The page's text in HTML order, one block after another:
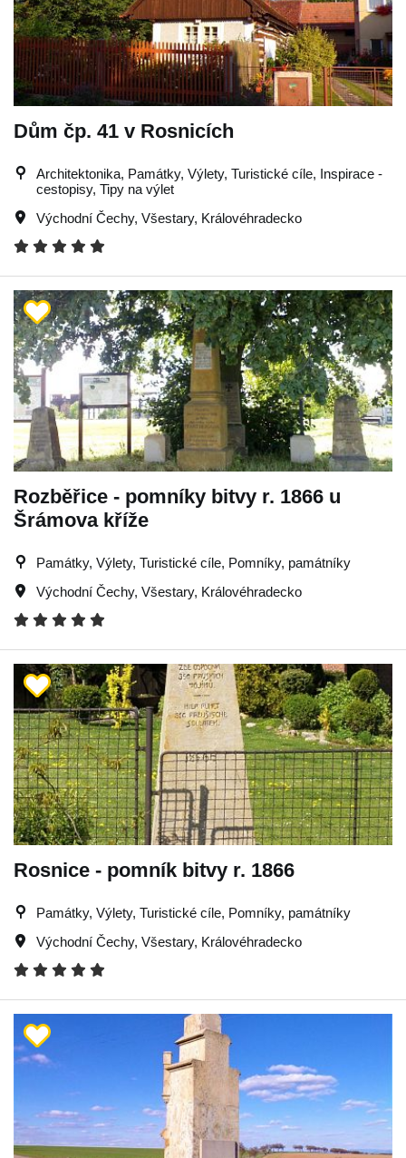
Dům čp. 41 v Rosnicích
Architektonika, Památky, Výlety, Turistické cíle, Inspirace -
cestopisy, Tipy na výlet
Východní Čechy, Všestary, Královéhradecko
Rozběřice - pomníky bitvy r. 1866 u
Šrámova kříže
Památky, Výlety, Turistické cíle, Pomníky, památníky
Východní Čechy, Všestary, Královéhradecko
Rosnice - pomník bitvy r. 1866
Památky, Výlety, Turistické cíle, Pomníky, památníky
Východní Čechy, Všestary, Královéhradecko